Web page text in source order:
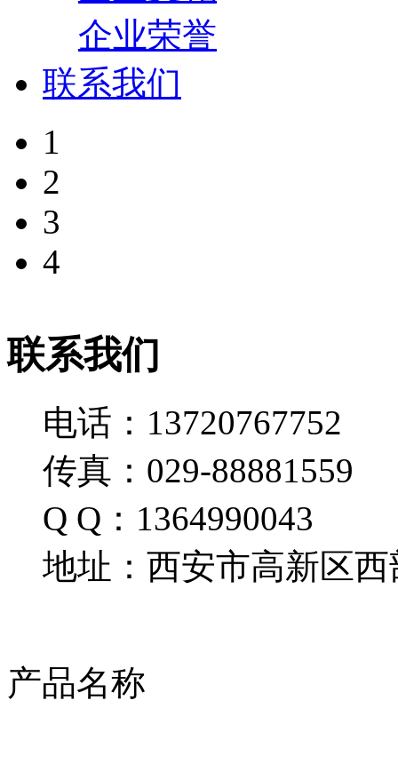
企业荣誉
联系我们
1
2
3
4
联系我们
电话：13720767752
传真：029-88881559
Q Q：1364990043
地址：西安市高新区西
产品名称